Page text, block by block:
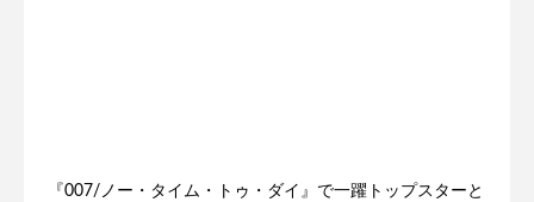
『007/ノー・タイム・トゥ・ダイ』で一躍トップスターと